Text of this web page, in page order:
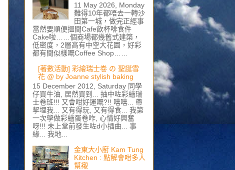
11 May 2026, Monday
難得10年都唔去一轉沙
田第一城，做完正經事
當然要順便搵間Cafe飲杯啡食件
Cake啦……個商場都幾舊式建築，
低密度，2層高有中空大花園，好彩
都有間似樣嘅Coffee Shop……
[著數活動] 彩繪瑞士卷 の 聖誕雪
花 @ by Joanne stylish baking
15 December 2012, Saturday 同學
仔買牛油, 居然買到... 抽中咗彩繪瑞
士卷班!!! 又會咁好運嘅?!! 嘻嘻... 帶
挈埋我... 又有得玩, 又有得食... 我第
一次學做彩繪蛋卷咋, 心情好興奮
呀!!! 未上堂前發生咗d小插曲... 事
緣... 我地...
金東大小廚 Kam Tung
Kitchen : 點解會咁多人
幫襯